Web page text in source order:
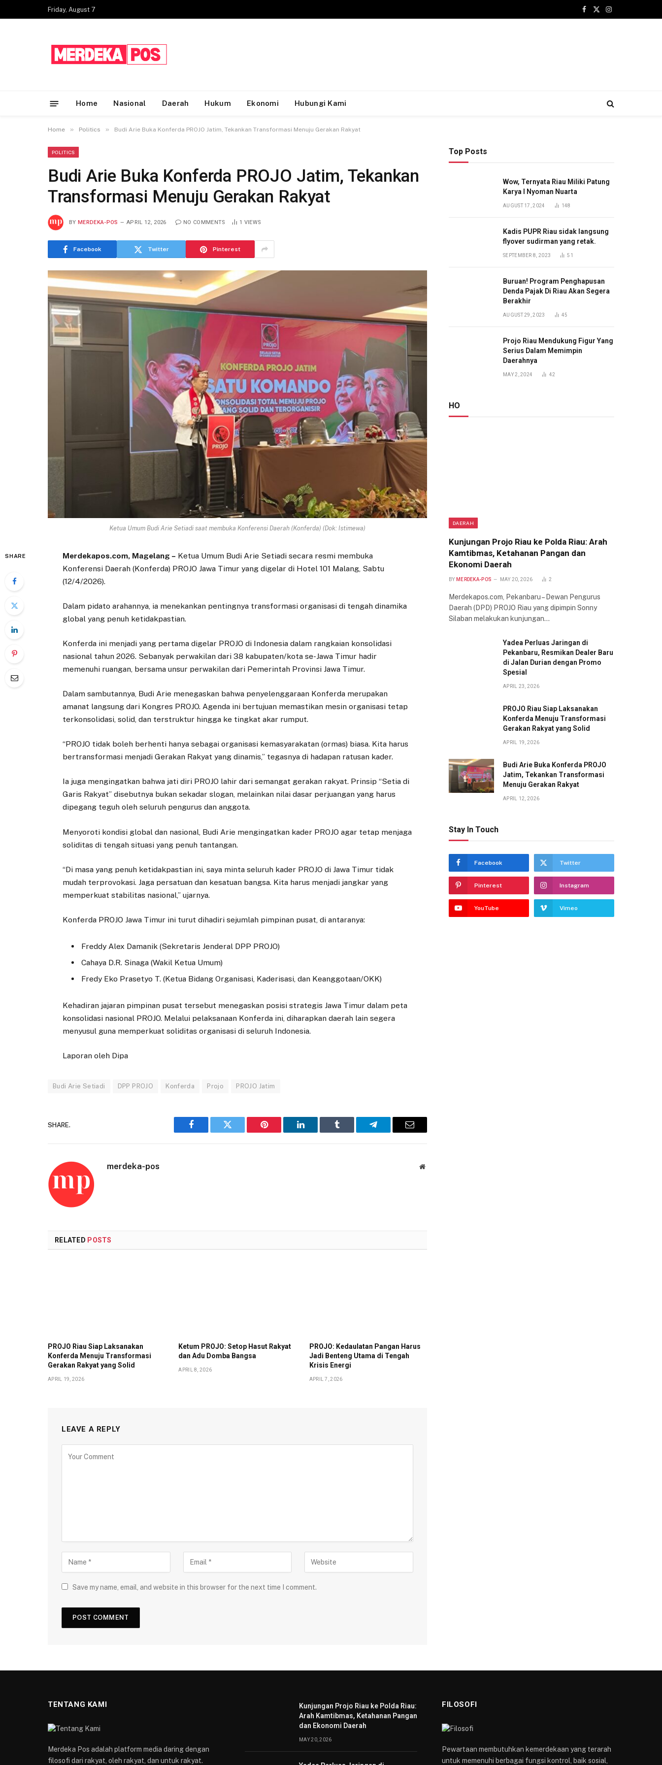
Friday, August 7
Facebook
X
Instagram
Home Nasional Daerah Hukum Ekonomi Hubungi Kami
Home » Politics » Budi Arie Buka Konferda PROJO Jatim, Tekankan Transformasi Menuju Gerakan Rakyat
POLITICS
Budi Arie Buka Konferda PROJO Jatim, Tekankan
Transformasi Menuju Gerakan Rakyat
BY MERDEKA-POS APRIL 12, 2026 NO COMMENTS 1 VIEWS
Facebook Twitter Pinterest
Ketua Umum Budi Arie Setiadi saat membuka Konferensi Daerah (Konferda) (Dok: Istimewa)
SHARE Merdekapos.com, Magelang – Ketua Umum Budi Arie Setiadi secara resmi membuka
Konferensi Daerah (Konferda) PROJO Jawa Timur yang digelar di Hotel 101 Malang, Sabtu
(12/4/2026).
Dalam pidato arahannya, ia menekankan pentingnya transformasi organisasi di tengah dinamika
global yang penuh ketidakpastian.
Konferda ini menjadi yang pertama digelar PROJO di Indonesia dalam rangkaian konsolidasi
nasional tahun 2026. Sebanyak perwakilan dari 38 kabupaten/kota se-Jawa Timur hadir
memenuhi ruangan, bersama unsur perwakilan dari Pemerintah Provinsi Jawa Timur.
Dalam sambutannya, Budi Arie menegaskan bahwa penyelenggaraan Konferda merupakan
amanat langsung dari Kongres PROJO. Agenda ini bertujuan memastikan mesin organisasi tetap
terkonsolidasi, solid, dan terstruktur hingga ke tingkat akar rumput.
“PROJO tidak boleh berhenti hanya sebagai organisasi kemasyarakatan (ormas) biasa. Kita harus
bertransformasi menjadi Gerakan Rakyat yang dinamis,” tegasnya di hadapan ratusan kader.
Ia juga mengingatkan bahwa jati diri PROJO lahir dari semangat gerakan rakyat. Prinsip “Setia di
Garis Rakyat” disebutnya bukan sekadar slogan, melainkan nilai dasar perjuangan yang harus
dipegang teguh oleh seluruh pengurus dan anggota.
Menyoroti kondisi global dan nasional, Budi Arie mengingatkan kader PROJO agar tetap menjaga
soliditas di tengah situasi yang penuh tantangan.
“Di masa yang penuh ketidakpastian ini, saya minta seluruh kader PROJO di Jawa Timur tidak
mudah terprovokasi. Jaga persatuan dan kesatuan bangsa. Kita harus menjadi jangkar yang
memperkuat stabilitas nasional,” ujarnya.
Konferda PROJO Jawa Timur ini turut dihadiri sejumlah pimpinan pusat, di antaranya:
Freddy Alex Damanik (Sekretaris Jenderal DPP PROJO)
Cahaya D.R. Sinaga (Wakil Ketua Umum)
Fredy Eko Prasetyo T. (Ketua Bidang Organisasi, Kaderisasi, dan Keanggotaan/OKK)
Kehadiran jajaran pimpinan pusat tersebut menegaskan posisi strategis Jawa Timur dalam peta
konsolidasi nasional PROJO. Melalui pelaksanaan Konferda ini, diharapkan daerah lain segera
menyusul guna memperkuat soliditas organisasi di seluruh Indonesia.
Laporan oleh Dipa
Budi Arie Setiadi DPP PROJO Konferda Projo PROJO Jatim
SHARE.
Facebook Twitter Pinterest LinkedIn Tumblr Telegram Email
merdeka-pos Website
RELATED POSTS
PROJO Riau Siap Laksanakan
Konferda Menuju Transformasi
Gerakan Rakyat yang Solid
APRIL 19, 2026
Ketum PROJO: Setop Hasut Rakyat
dan Adu Domba Bangsa
APRIL 8, 2026
PROJO: Kedaulatan Pangan Harus
Jadi Benteng Utama di Tengah
Krisis Energi
APRIL 7, 2026
LEAVE A REPLY
Save my name, email, and website in this browser for the next time I comment.
Top Posts
Wow, Ternyata Riau Miliki Patung
Karya I Nyoman Nuarta
AUGUST 17, 2024 148
Kadis PUPR Riau sidak langsung
flyover sudirman yang retak.
SEPTEMBER 8, 2023 51
Buruan! Program Penghapusan
Denda Pajak Di Riau Akan Segera
Berakhir
AUGUST 29, 2023 45
Projo Riau Mendukung Figur Yang
Serius Dalam Memimpin
Daerahnya
MAY 2, 2024 42
HO
DAERAH
Kunjungan Projo Riau ke Polda Riau: Arah
Kamtibmas, Ketahanan Pangan dan
Ekonomi Daerah
BY MERDEKA-POS MAY 20, 2026 2
Merdekapos.com, Pekanbaru – Dewan Pengurus
Daerah (DPD) PROJO Riau yang dipimpin Sonny
Silaban melakukan kunjungan…
Yadea Perluas Jaringan di
Pekanbaru, Resmikan Dealer Baru
di Jalan Durian dengan Promo
Spesial
APRIL 23, 2026
PROJO Riau Siap Laksanakan
Konferda Menuju Transformasi
Gerakan Rakyat yang Solid
APRIL 19, 2026
Budi Arie Buka Konferda PROJO
Jatim, Tekankan Transformasi
Menuju Gerakan Rakyat
APRIL 12, 2026
Stay In Touch
Facebook Twitter
Pinterest Instagram
YouTube Vimeo
TENTANG KAMI
Merdeka Pos adalah platform media daring dengan
filosofi dari rakyat, oleh rakyat, dan untuk rakyat.
Kunjungan Projo Riau ke Polda Riau:
Arah Kamtibmas, Ketahanan Pangan
dan Ekonomi Daerah
MAY 20, 2026
FILOSOFI
Pewartaan membutuhkan kemerdekaan yang terarah
untuk memenuhi berbagai fungsi kontrol, baik sosial,